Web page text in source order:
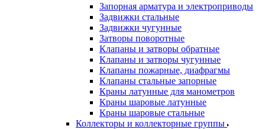
Запорная арматура и электроприводы
Задвижки стальные
Задвижки чугунные
Затворы поворотные
Клапаны и затворы обратные
Клапаны и затворы чугунные
Клапаны пожарные, диафрагмы
Клапаны стальные запорные
Краны латунные для манометров
Краны шаровые латунные
Краны шаровые стальные
Коллекторы и коллекторные группы